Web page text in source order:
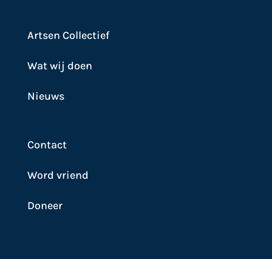
Artsen Collectief
Wat wij doen
Nieuws
Contact
Word vriend
Doneer